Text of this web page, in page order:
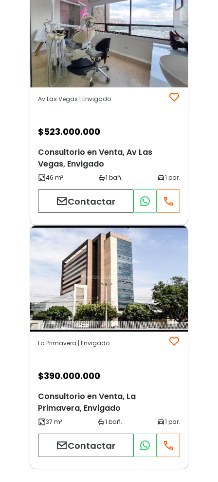
Av Las Vegas | Envigado
$523.000.000
Consultorio en Venta, Av Las
Vegas, Envigado
Contactar
La Primavera | Envigado
$390.000.000
Consultorio en Venta, La
Primavera, Envigado
Contactar